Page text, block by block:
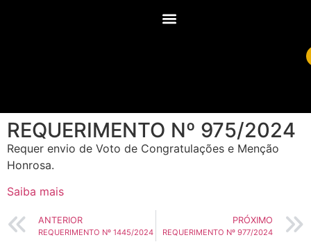
REQUERIMENTO Nº 975/2024
Requer envio de Voto de Congratulações e Menção
Honrosa.
Saiba mais
ANTERIOR
REQUERIMENTO Nº 1445/2024
PRÓXIMO
REQUERIMENTO Nº 977/2024